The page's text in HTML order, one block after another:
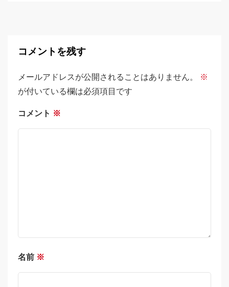
コメントを残す
メールアドレスが公開されることはありません。
※
が付いている欄は必須項目です
コメント ※
名前 ※